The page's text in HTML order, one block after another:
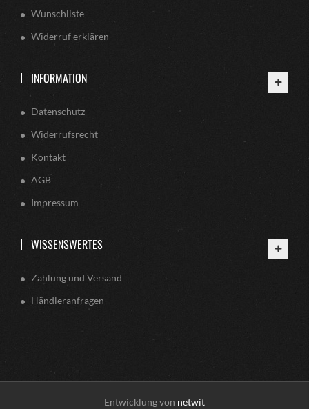
Wunschliste
Widerruf erklären
INFORMATION
Datenschutz
Widerrufsrecht
Kontakt
AGB
Impressum
WISSENSWERTES
Zahlung und Versand
Händleranfragen
Entwicklung von netwit